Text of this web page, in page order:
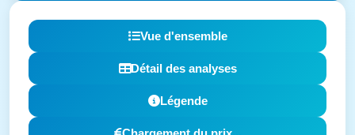
Vue d'ensemble
Détail des analyses
Légende